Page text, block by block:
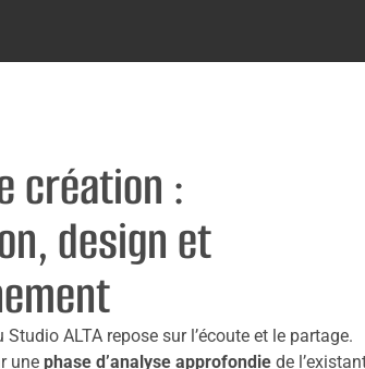
création :
design et
ALTA repose sur l’écoute et le partage.
une phase d’analyse approfondie de